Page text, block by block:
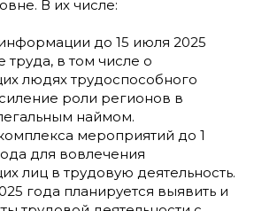
В их числе:
до 15 июля 2025
труда, в том числе о
людях трудоспособного
роли регионов в
наймом.
мероприятий до 1
для вовлечения
лиц в трудовую деятельность.
года планируется выявить и